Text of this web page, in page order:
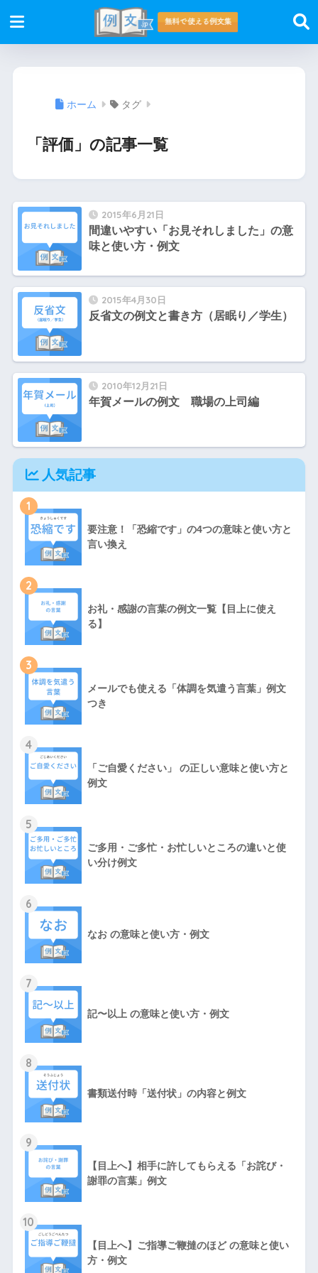
ホーム タグ
「評価」の記事一覧
2015年6月21日
間違いやすい「お見それしました」の意
味と使い方・例文
2015年4月30日
反省文の例文と書き方（居眠り／学生）
2010年12月21日
年賀メールの例文 職場の上司編
人気記事
1
要注意！「恐縮です」の4つの意味と使い方と
言い換え
2
お礼・感謝の言葉の例文一覧【目上に使え
る】
3
メールでも使える「体調を気遣う言葉」例文
つき
4
「ご自愛ください」 の正しい意味と使い方と
例文
5
ご多用・ご多忙・お忙しいところの違いと使
い分け例文
6
なお の意味と使い方・例文
7
記〜以上 の意味と使い方・例文
8
書類送付時「送付状」の内容と例文
9
【目上へ】相手に許してもらえる「お詫び・
謝罪の言葉」例文
10
【目上へ】ご指導ご鞭撻のほど の意味と使い
方・例文